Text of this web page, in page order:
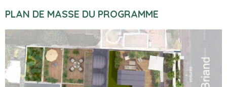
PLAN DE MASSE DU PROGRAMME